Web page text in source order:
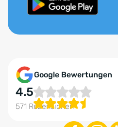
Google Bewertungen
4.5
571 Rezensionen